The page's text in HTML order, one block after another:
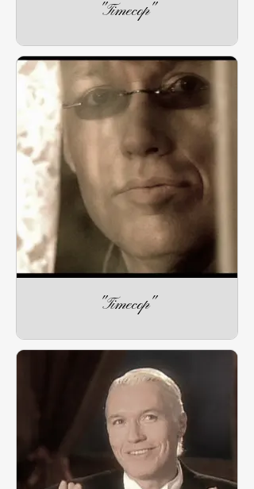
"Timecop"
"Timecop"